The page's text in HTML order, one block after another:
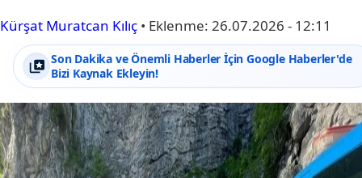
Kürşat Muratcan Kılıç • Eklenme: 26.07.2026 - 12:11
Son Dakika ve Önemli Haberler İçin Google Haberler'de
Bizi Kaynak Ekleyin!